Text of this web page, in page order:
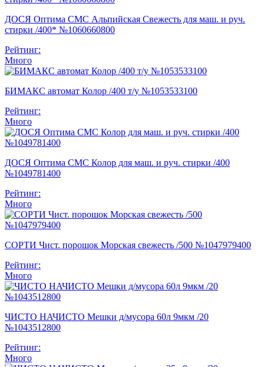
ДОСЯ Оптима СМС Альпийская Свежесть для маш. и руч.
стирки /400* №1060660800
Рейтинг:
Много
БИМАКС автомат Колор /400 т/у №1053533100
Рейтинг:
Много
ДОСЯ Оптима СМС Колор для маш. и руч. стирки /400
№1049781400
Рейтинг:
Много
СОРТИ Чист. порошок Морская свежесть /500 №1047979400
Рейтинг:
Много
ЧИСТО НАЧИСТО Мешки д/мусора 60л 9мкм /20
№1043512800
Рейтинг:
Много